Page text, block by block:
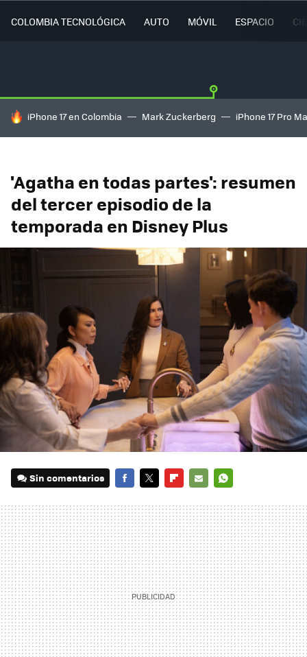
COLOMBIA TECNOLÓGICA AUTO MÓVIL ESPACIO
HOY SE HABLA DE
iPhone 17 en Colombia Mark Zuckerberg iPhone 17 Pro
'Agatha en todas partes': resumen
del tercer episodio de la
temporada en Disney Plus
Sin comentarios
MAIL